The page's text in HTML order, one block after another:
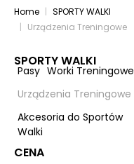
Home
SPORTY WALKI
Urządzenia Treningowe
SPORTY WALKI
Pasy Worki Treningowe
Urządzenia Treningowe
Akcesoria do Sportów
Walki
CENA